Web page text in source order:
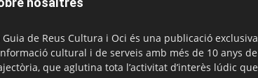
Guia de Reus Cultura i Oci és una publicació exclusiva
cultural i de serveis amb més de 10 anys de
que aglutina tota l’activitat d’interès lúdic que